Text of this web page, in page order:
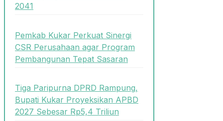
2041
Pemkab Kukar Perkuat Sinergi
CSR Perusahaan agar Program
Pembangunan Tepat Sasaran
Tiga Paripurna DPRD Rampung,
Bupati Kukar Proyeksikan APBD
2027 Sebesar Rp5,4 Triliun